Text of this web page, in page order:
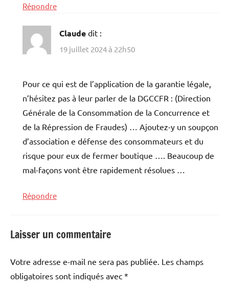
Répondre
Claude dit :
19 juillet 2024 à 22h50
Pour ce qui est de l’application de la garantie légale,
n’hésitez pas à leur parler de la DGCCFR : (Direction
Générale de la Consommation de la Concurrence et
de la Répression de Fraudes) … Ajoutez-y un soupçon
d’association e défense des consommateurs et du
risque pour eux de fermer boutique …. Beaucoup de
mal-façons vont être rapidement résolues …
Répondre
Laisser un commentaire
Votre adresse e-mail ne sera pas publiée. Les champs
obligatoires sont indiqués avec *